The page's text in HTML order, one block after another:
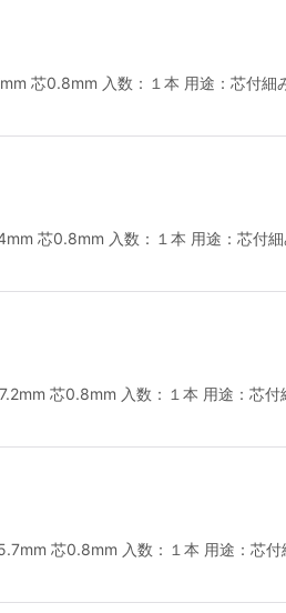
芯0.8mm 入数：１本 用途：芯付細
芯0.8mm 入数：１本 用途：芯付
芯0.8mm 入数：１本 用途：芯
芯0.8mm 入数：１本 用途：芯